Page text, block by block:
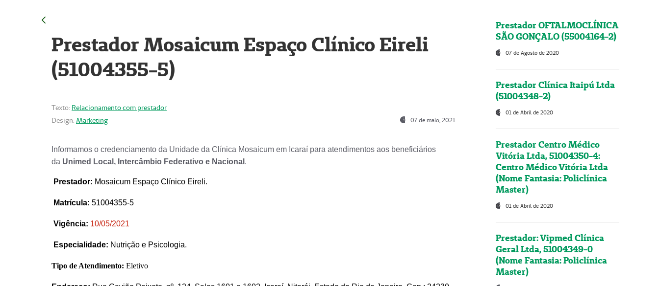
Prestador Mosaicum Espaço Clínico Eireli
(51004355-5)
Texto: Relacionamento com prestador
Design: Marketing 07 de maio, 2021
Informamos o credenciamento da Unidade da Clínica Mosaicum em Icaraí para atendimentos aos beneficiários
da Unimed Local, Intercâmbio Federativo e Nacional .
Prestador: Mosaicum Espaço Clínico Eireli.
Matrícula: 51004355-5
Vigência: 10/05/2021
Especialidade: Nutrição e Psicologia.
Tipo de Atendimento: Eletivo
Prestador OFTALMOCLÍNICA
SÃO GONÇALO (55004164-2)
07 de Agosto de 2020
Prestador Clínica Itaipú Ltda
(51004348-2)
01 de Abril de 2020
Prestador Centro Médico
Vitória Ltda, 51004350-4:
Centro Médico Vitória Ltda
(Nome Fantasia: Policlínica
Master)
01 de Abril de 2020
Prestador: Vipmed Clínica
Geral Ltda, 51004349-0
(Nome Fantasia: Policlínica
Master)